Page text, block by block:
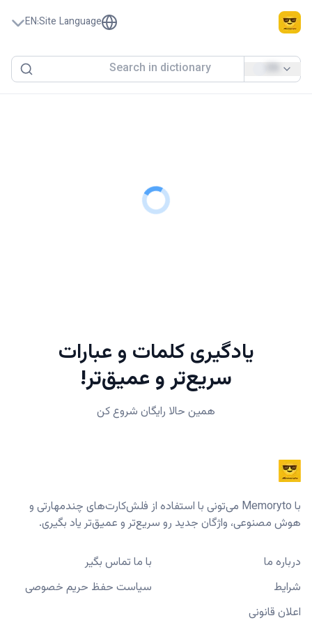
Site Language
:
EN
یادگیری کلمات و عبارات
سریع‌تر و عمیق‌تر!
همین حالا رایگان شروع کن
با Memoryto می‌تونی با استفاده از فلش‌کارت‌های چندمهارتی و
هوش مصنوعی، واژگان جدید رو سریع‌تر و عمیق‌تر یاد بگیری.
درباره ما
با ما تماس بگیر
شرایط
سیاست حفظ حریم خصوصی
اعلان قانونی